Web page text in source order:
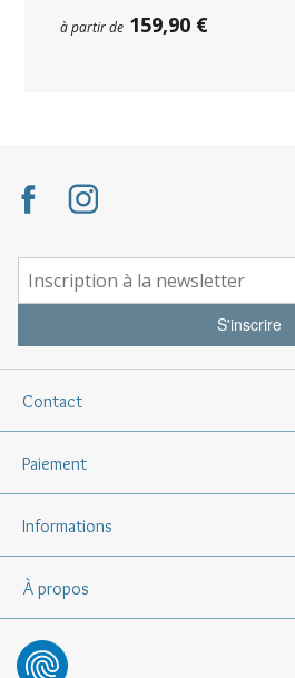
à partir de 159,90 €
S'inscrire
Contact
Paiement
Informations
À propos